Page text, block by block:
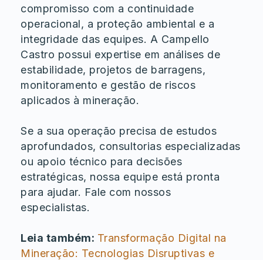
compromisso com a continuidade
operacional, a proteção ambiental e a
integridade das equipes. A Campello
Castro possui expertise em análises de
estabilidade, projetos de barragens,
monitoramento e gestão de riscos
aplicados à mineração.
Se a sua operação precisa de estudos
aprofundados, consultorias especializadas
ou apoio técnico para decisões
estratégicas, nossa equipe está pronta
para ajudar. Fale com nossos
especialistas.
Leia também: Transformação Digital na
Mineração: Tecnologias Disruptivas e